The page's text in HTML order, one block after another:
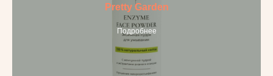
Pretty Garden
Подробнее